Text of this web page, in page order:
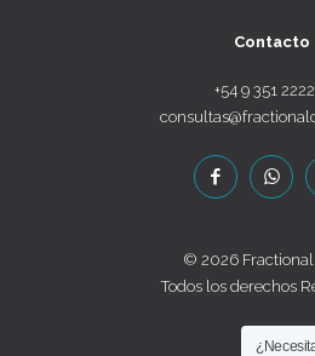
Contacto
+54 9 351
© 2026 Fractional
Todos los derechos